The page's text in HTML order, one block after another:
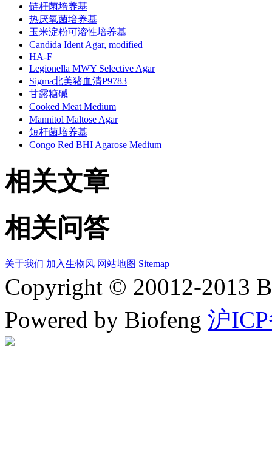
链杆菌培养基
热厌氧菌培养基
玉米淀粉可溶性培养基
Candida Ident Agar, modified
HA-F
Legionella MWY Selective Agar
Sigma北美猪血清P9783
甘露糖碱
Cooked Meat Medium
Mannitol Maltose Agar
短杆菌培养基
Congo Red BHI Agarose Medium
相关文章
相关问答
关于我们 加入生物风 网站地图 Sitemap
Copyright © 20012-2013
Powered by Biofeng 沪